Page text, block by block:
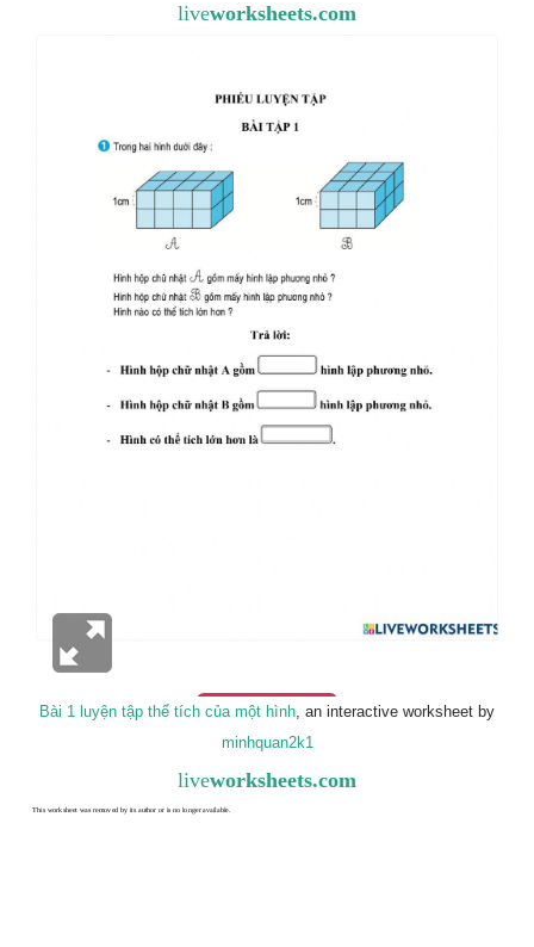
liveworksheets.com
Bài 1 luyện tập thể tích của một hình, an interactive worksheet by
minhquan2k1
liveworksheets.com